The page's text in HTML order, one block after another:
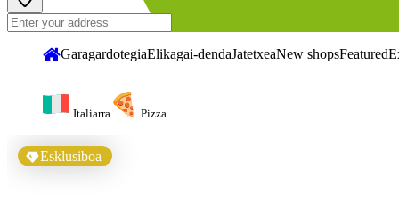
GaragardotegiaElikagai-dendaJatetxeaNew shopsFeatured
Italiarra Pizza
Esklusiboa